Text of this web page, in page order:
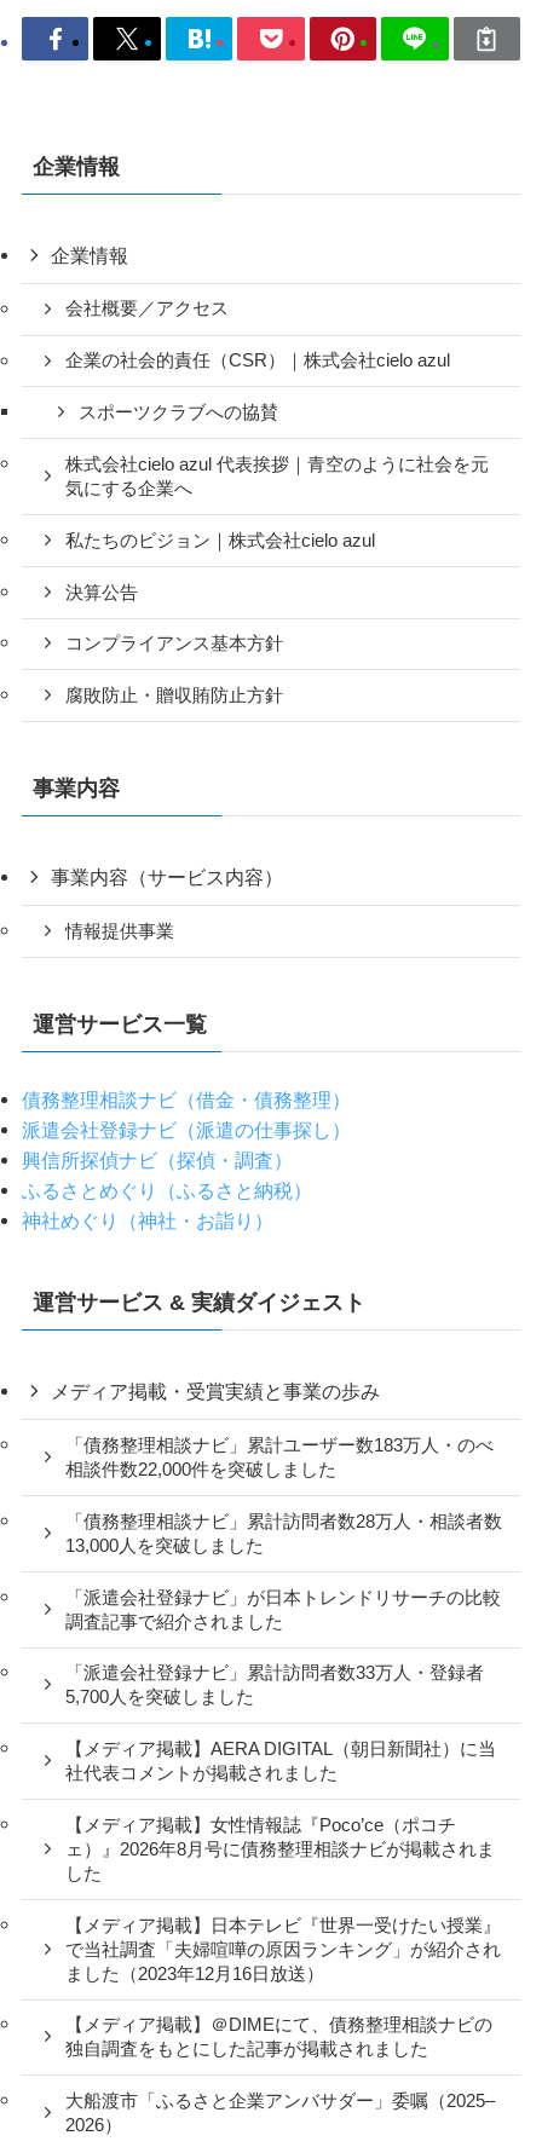
企業情報
企業情報
会社概要／アクセス
企業の社会的責任（CSR）｜株式会社cielo azul
スポーツクラブへの協賛
株式会社cielo azul 代表挨拶｜青空のように社会を元
気にする企業へ
私たちのビジョン｜株式会社cielo azul
決算公告
コンプライアンス基本方針
腐敗防止・贈収賄防止方針
事業内容
事業内容（サービス内容）
情報提供事業
運営サービス一覧
債務整理相談ナビ（借金・債務整理）
派遣会社登録ナビ（派遣の仕事探し）
興信所探偵ナビ（探偵・調査）
ふるさとめぐり（ふるさと納税）
神社めぐり（神社・お詣り）
運営サービス & 実績ダイジェスト
メディア掲載・受賞実績と事業の歩み
「債務整理相談ナビ」累計ユーザー数183万人・のべ
相談件数22,000件を突破しました
「債務整理相談ナビ」累計訪問者数28万人・相談者数
13,000人を突破しました
「派遣会社登録ナビ」が日本トレンドリサーチの比較
調査記事で紹介されました
「派遣会社登録ナビ」累計訪問者数33万人・登録者
5,700人を突破しました
【メディア掲載】AERA DIGITAL（朝日新聞社）に当
社代表コメントが掲載されました
【メディア掲載】女性情報誌『Poco’ce（ポコチ
ェ）』2026年8月号に債務整理相談ナビが掲載されま
した
【メディア掲載】日本テレビ『世界一受けたい授業』
で当社調査「夫婦喧嘩の原因ランキング」が紹介され
ました（2023年12月16日放送）
【メディア掲載】＠DIMEにて、債務整理相談ナビの
独自調査をもとにした記事が掲載されました
大船渡市「ふるさと企業アンバサダー」委嘱（2025–
2026）